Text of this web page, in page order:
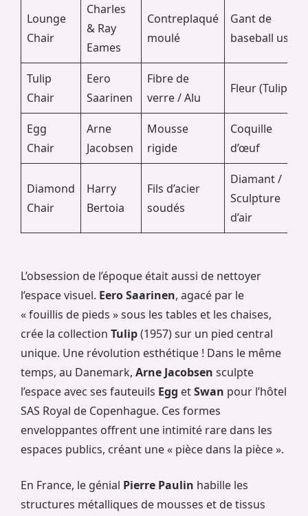
Lounge
Chair
Charles
& Ray
Eames
Contreplaqué
moulé
Gant de
baseball usé
Tulip
Chair
Eero
Saarinen
Fibre de
verre / Alu
Fleur (Tulipe)
Egg
Chair
Arne
Jacobsen
Mousse
rigide
Coquille
d’œuf
Diamond
Chair
Harry
Bertoia
Fils d’acier
soudés
Diamant /
Sculpture
d’air
L’obsession de l’époque était aussi de nettoyer
l’espace visuel. Eero Saarinen, agacé par le
« fouillis de pieds » sous les tables et les chaises,
crée la collection Tulip(1957) sur un pied central
unique. Une révolution esthétique ! Dans le même
temps, au Danemark, Arne Jacobsen sculpte
l’espace avec ses fauteuils Egg etSwan pour l’hôtel
SAS Royal de Copenhague. Ces formes
enveloppantes offrent une intimité rare dans les
espaces publics, créant une « pièce dans la pièce ».
En France, le génial Pierre Paulin habille les
structures métalliques de mousses et de tissus